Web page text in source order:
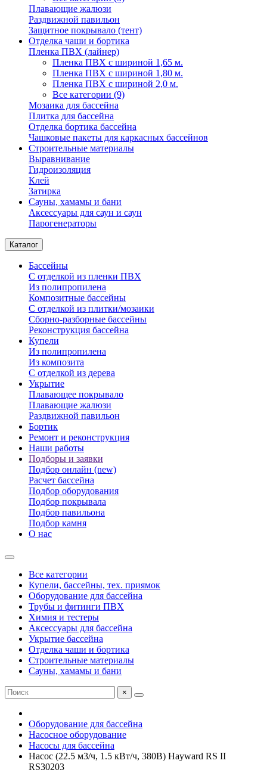
Плавающие жалюзи
Раздвижной павильон
Защитное покрывало (тент)
Отделка чаши и бортика
Пленка ПВХ (лайнер)
Пленка ПВХ с шириной 1,65 м.
Пленка ПВХ с шириной 1,80 м.
Пленка ПВХ с шириной 2,0 м.
Все категории (9)
Мозаика для бассейна
Плитка для бассейна
Отделка бортика бассейна
Чашковые пакеты для каркасных бассейнов
Строительные материалы
Выравнивание
Гидроизоляция
Клей
Затирка
Сауны, хамамы и бани
Аксессуары для саун и саун
Парогенераторы
Каталог
Бассейны
С отделкой из пленки ПВХ
Из полипропилена
Композитные бассейны
С отделкой из плитки/мозаики
Сборно-разборные бассейны
Реконструкция бассейна
Купели
Из полипропилена
Из композита
С отделкой из дерева
Укрытие
Плавающее покрывало
Плавающие жалюзи
Раздвижной павильон
Бортик
Ремонт и реконструкция
Наши работы
Подборы и заявки
Подбор онлайн (new)
Расчет бассейна
Подбор оборудования
Подбор покрывала
Подбор павильона
Подбор камня
О нас
Все категории
Купели, бассейны, тех. приямок
Оборудование для бассейна
Трубы и фитинги ПВХ
Химия и тестеры
Аксессуары для бассейна
Укрытие бассейна
Отделка чаши и бортика
Строительные материалы
Сауны, хамамы и бани
×
Оборудование для бассейна
Насосное оборудование
Насосы для бассейна
Насос (22.5 м3/ч, 1.5 кВт/ч, 380В) Hayward RS II
RS30203